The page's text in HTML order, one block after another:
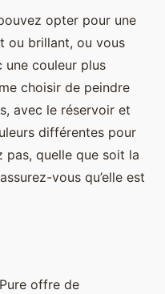
opter pour une
ou brillant, ou vous
une couleur plus
choisir de peindre
avec le réservoir et
différentes pour
pas, quelle que soit la
vous qu’elle est
offre de